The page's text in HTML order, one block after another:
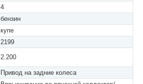
4
бензин
купе
2199
2.200
Привод на задние колеса